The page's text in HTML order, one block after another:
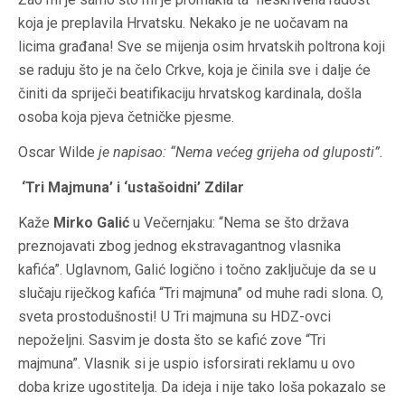
koja je preplavila Hrvatsku. Nekako je ne uočavam na
licima građana! Sve se mijenja osim hrvatskih poltrona koji
se raduju što je na čelo Crkve, koja je činila sve i dalje će
činiti da spriječi beatifikaciju hrvatskog kardinala, došla
osoba koja pjeva četničke pjesme.
Oscar Wilde je napisao: “Nema većeg grijeha od gluposti”.
‘Tri Majmuna’ i ‘ustašoidni’ Zdilar
Kaže Mirko Galić u Večernjaku: “Nema se što država
preznojavati zbog jednog ekstravagantnog vlasnika
kafića”. Uglavnom, Galić logično i točno zaključuje da se u
slučaju riječkog kafića “Tri majmuna” od muhe radi slona. O,
sveta prostodušnosti! U Tri majmuna su HDZ-ovci
nepoželjni. Sasvim je dosta što se kafić zove “Tri
majmuna”. Vlasnik si je uspio isforsirati reklamu u ovo
doba krize ugostitelja. Da ideja i nije tako loša pokazalo se